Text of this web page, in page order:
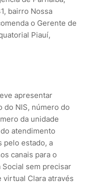
bairro Nossa
o Gerente de
Piauí,
apresentar
do NIS, número do
da unidade
atendimento
pelo estado, a
canais para o
sem precisar
virtual Clara através